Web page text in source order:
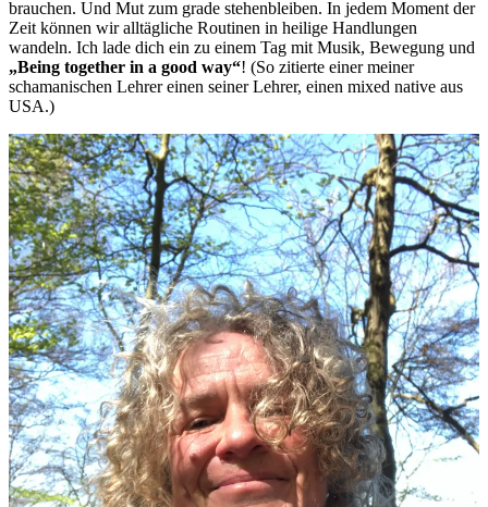
brauchen. Und Mut zum grade stehenbleiben. In jedem Moment der
Zeit können wir alltägliche Routinen in heilige Handlungen
wandeln. Ich lade dich ein zu einem Tag mit Musik, Bewegung und
„Being together in a good way“! (So zitierte einer meiner
schamanischen Lehrer einen seiner Lehrer, einen mixed native aus
USA.)